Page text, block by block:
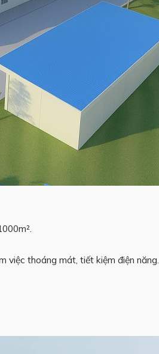
việc thoáng mát, tiết kiệm điện năng.